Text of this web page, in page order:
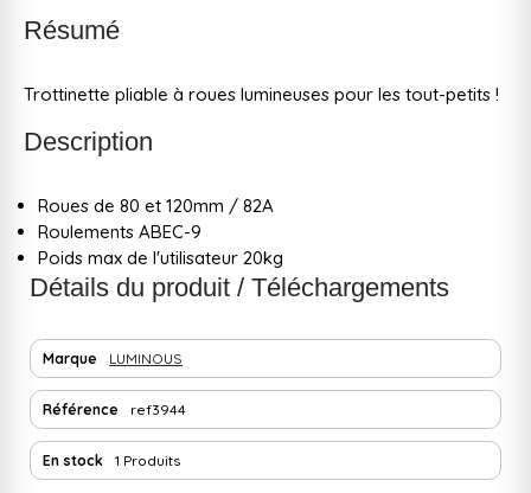
Résumé
Trottinette pliable à roues lumineuses pour les tout-petits !
Description
Roues de 80 et 120mm / 82A
Roulements ABEC-9
Poids max de l'utilisateur 20kg
Détails du produit / Téléchargements
Marque LUMINOUS
Référence ref3944
En stock 1 Produits